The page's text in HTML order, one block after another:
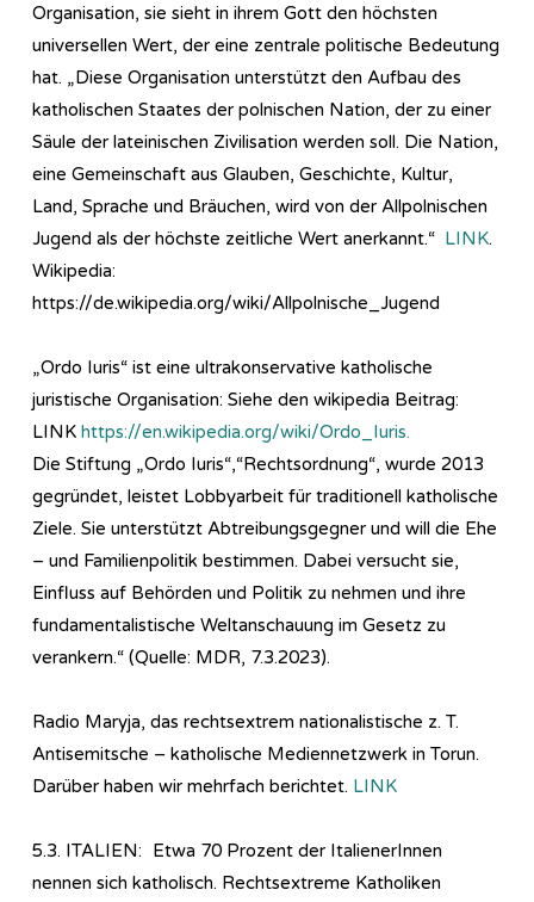
Organisation, sie sieht in ihrem Gott den höchsten
universellen Wert, der eine zentrale politische Bedeutung
hat. „Diese Organisation unterstützt den Aufbau des
katholischen Staates der polnischen Nation, der zu einer
Säule der lateinischen Zivilisation werden soll. Die Nation,
eine Gemeinschaft aus Glauben, Geschichte, Kultur,
Land, Sprache und Bräuchen, wird von der Allpolnischen
Jugend als der höchste zeitliche Wert anerkannt.“ LINK.
Wikipedia:
https://de.wikipedia.org/wiki/Allpolnische_Jugend
„Ordo Iuris“ ist eine ultrakonservative katholische
juristische Organisation: Siehe den wikipedia Beitrag:
LINK https://en.wikipedia.org/wiki/Ordo_Iuris.
Die Stiftung „Ordo Iuris“,“Rechtsordnung“, wurde 2013
gegründet, leistet Lobbyarbeit für traditionell katholische
Ziele. Sie unterstützt Abtreibungsgegner und will die Ehe
– und Familienpolitik bestimmen. Dabei versucht sie,
Einfluss auf Behörden und Politik zu nehmen und ihre
fundamentalistische Weltanschauung im Gesetz zu
verankern.“ (Quelle: MDR, 7.3.2023).
Radio Maryja, das rechtsextrem nationalistische z. T.
Antisemitsche – katholische Mediennetzwerk in Torun.
Darüber haben wir mehrfach berichtet. LINK
5.3. ITALIEN: Etwa 70 Prozent der ItalienerInnen
nennen sich katholisch. Rechtsextreme Katholiken